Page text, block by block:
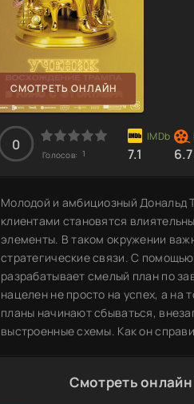
СМОТРЕТЬ ОНЛАЙН
0
Голосов: 1 7.1
Молодой и амбициозный Дональд
клиентами становятся
элементы. В таком окружении
стратегические связи. С
разрабатывает смелый план по
нацелен не просто на успех, а на
планы начинают сбываться,
выстроенные схемы. Как он
Смотреть